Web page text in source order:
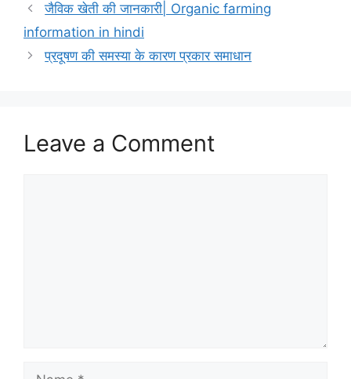
जैविक खेती की जानकारी| Organic farming
information in hindi
प्रदूषण की समस्या के कारण प्रकार समाधान
Leave a Comment
Name